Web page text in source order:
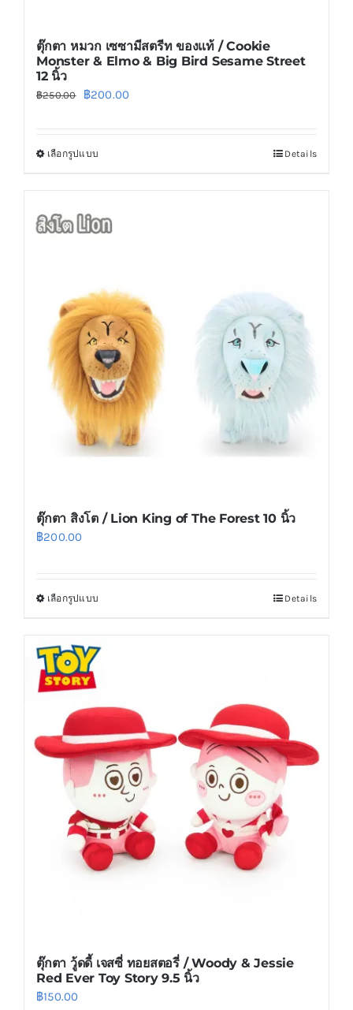
ตุ๊กตา หมวก เซซามีสตรีท ของแท้ / Cookie
Monster & Elmo & Big Bird Sesame Street
12 นิ้ว
฿250.00
Original
฿250.00.
฿200.00
เลือกรูปแบบ
multiple
options
may
be
chosen
on
the
product
page
Details
ตุ๊กตา สิงโต / Lion King of The Forest 10 นิ้ว
฿200.00
เลือกรูปแบบ
has
The
options
may
be
chosen
on
the
product
Details
ตุ๊กตา วู้ดดี้ เจสซี่ ทอยสตอรี่ / Woody & Jessie
Red Ever Toy Story 9.5 นิ้ว
฿150.00